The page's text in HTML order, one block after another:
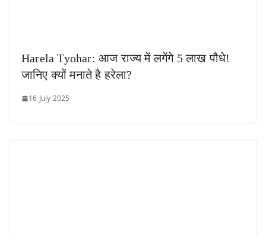
Harela Tyohar: आज राज्य में लगेंगे 5 लाख पौधे!
जानिए क्यों मनाते है हरेला?
16 July 2025